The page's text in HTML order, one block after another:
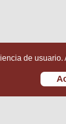
de